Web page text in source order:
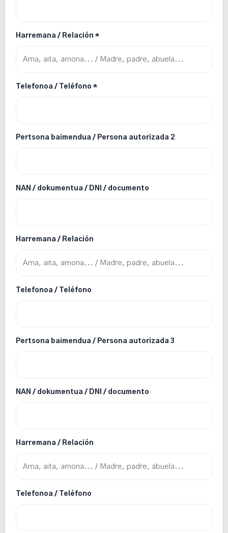
Harremana / Relación *
Telefonoa / Teléfono *
Pertsona baimendua / Persona autorizada 2
NAN / dokumentua / DNI / documento
Harremana / Relación
Telefonoa / Teléfono
Pertsona baimendua / Persona autorizada 3
NAN / dokumentua / DNI / documento
Harremana / Relación
Telefonoa / Teléfono